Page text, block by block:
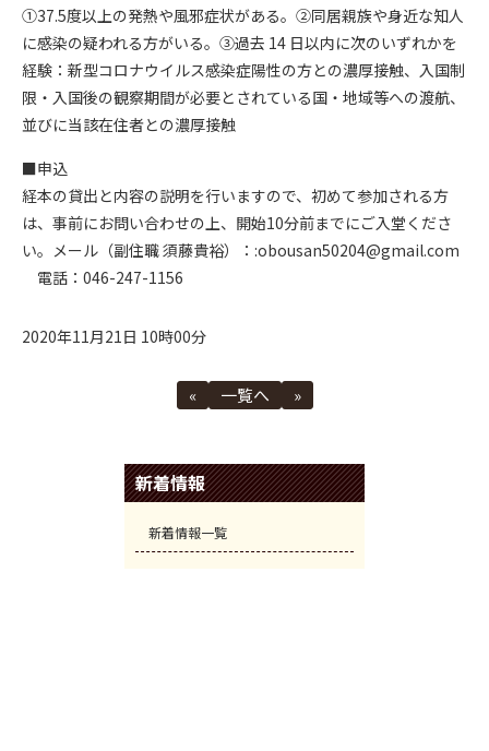
①37.5度以上の発熱や風邪症状がある。②同居親族や身近な知人
に感染の疑われる方がいる。③過去 14 日以内に次のいずれかを
経験：新型コロナウイルス感染症陽性の方との濃厚接触、入国制
限・入国後の観察期間が必要とされている国・地域等への渡航、
並びに当該在住者との濃厚接触
■申込
経本の貸出と内容の説明を行いますので、初めて参加される方
は、事前にお問い合わせの上、開始10分前までにご入堂くださ
い。メール（副住職 須藤貴裕）：:obousan50204@gmail.com
電話：046-247-1156
2020年11月21日 10時00分
« 一覧へ »
新着情報
新着情報一覧